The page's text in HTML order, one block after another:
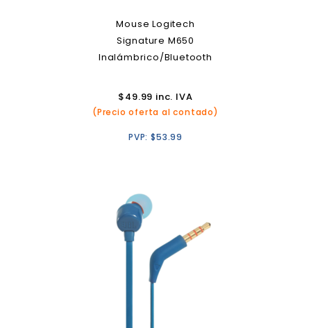
Mouse Logitech
Signature M650
Inalámbrico/Bluetooth
$49.99 inc. IVA
(Precio oferta al contado)
PVP:$53.99